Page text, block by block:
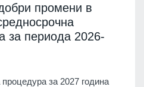
промени в
за периода 2026-
за 2027 година